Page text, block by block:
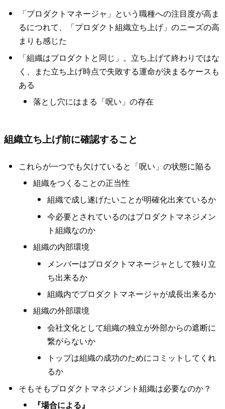
「プロダクトマネージャ」という職種への注目度が高ま
るにつれて、「プロダクト組織立ち上げ」のニーズの高
まりも感じた
「組織はプロダクトと同じ」。立ち上げて終わりではな
く、また立ち上げ時点で失敗する運命が決まるケースも
ある
落とし穴にはまる「呪い」の存在
組織立ち上げ前に確認すること
これらが一つでも欠けていると「呪い」の状態に陥る
組織をつくることの正当性
組織で成し遂げたいことが明確化出来ているか
今必要とされているのはプロダクトマネジメン
ト組織なのか
組織の内部環境
メンバーはプロダクトマネージャとして独り立
ち出来るか
組織内でプロダクトマネージャが成長出来るか
組織の外部環境
会社文化として組織の独立が外部からの遮断に
繋がらないか
トップは組織の成功のためにコミットしてくれ
るか
そもそもプロダクトマネジメント組織は必要なのか？
『場合による』